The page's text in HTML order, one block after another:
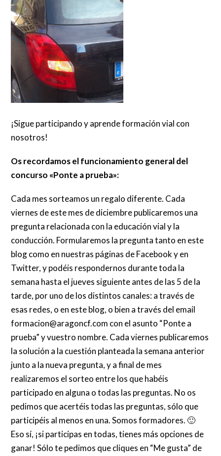
¡Sigue participando y aprende formación vial con
nosotros!
Os recordamos el funcionamiento general del
concurso «Ponte a prueba»:
Cada mes sorteamos un regalo diferente. Cada
viernes de este mes de diciembre publicaremos una
pregunta relacionada con la educación vial y la
conducción. Formularemos la pregunta tanto en este
blog como en nuestras páginas de Facebook y en
Twitter, y podéis respondernos durante toda la
semana hasta el jueves siguiente antes de las 5 de la
tarde, por uno de los distintos canales: a través de
esas redes, o en este blog, o bien a través del email
formacion@aragoncf.com con el asunto “Ponte a
prueba” y vuestro nombre. Cada viernes publicaremos
la solución a la cuestión planteada la semana anterior
junto a la nueva pregunta, y a final de mes
realizaremos el sorteo entre los que habéis
participado en alguna o todas las preguntas. No os
pedimos que acertéis todas las preguntas, sólo que
participéis al menos en una. Somos formadores. 🙂
Eso sí, ¡si participas en todas, tienes más opciones de
ganar! Sólo te pedimos que cliques en “Me gusta” de